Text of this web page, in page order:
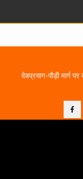
देवप्रयाग-पौड़ी मार्ग